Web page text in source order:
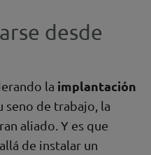
desde
la implantación
seno de trabajo, la
aliado. Y es que
de instalar un